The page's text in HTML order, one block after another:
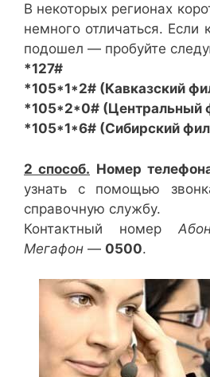
В некоторых регионах
немного отличаться. Если
подошел — пробуйте
*127#
*105*1*2# (Кавказский
*105*2*0# (Центральный
*105*1*6# (Сибирский
2 способ. Номер
узнать с помощью
справочную службу.
Контактный номер
Мегафон — 0500.